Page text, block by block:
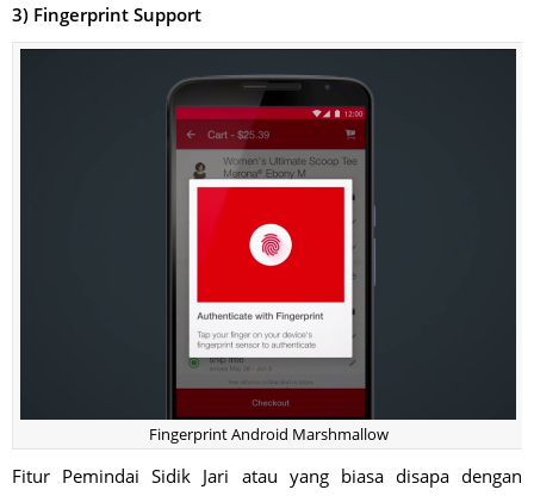
3) Fingerprint Support
Fingerprint Android Marshmallow
Fitur Pemindai Sidik Jari atau yang biasa disapa dengan